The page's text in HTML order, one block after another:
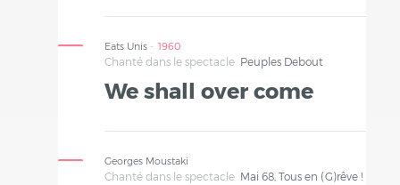
Eats Unis 1960
Chanté dans le spectacle Peuples Debout
We shall over come
Georges Moustaki
Chanté dans le spectacle Mai 68, Tous en (G)rêve !